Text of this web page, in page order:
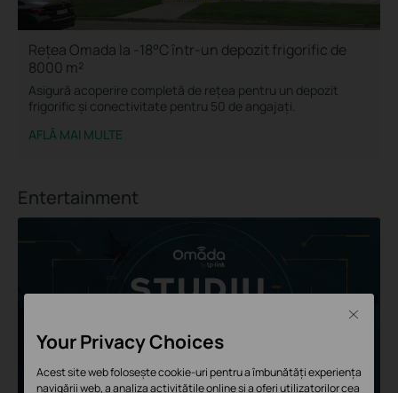
Rețea Omada la -18°C într-un depozit frigorific de
8000 m²
Asigură acoperire completă de rețea pentru un depozit
frigorific și conectivitate pentru 50 de angajați.
AFLĂ MAI MULTE
Entertainment
Your Privacy Choices
Acest site web folosește cookie-uri pentru a îmbunătăți experiența
navigării web, a analiza activitățile online și a oferi utilizatorilor cea
Close